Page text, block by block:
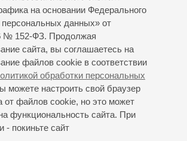
на основании Федерального
данных» от
№ 152-ФЗ. Продолжая
сайта, вы соглашаетесь на
файлов cookie в соответствии
обработки персональных
можете настроить свой браузер
от файлов cookie, но это может
функциональность сайта. При
- покиньте сайт
Концерт № 1 для
с оркестром
Международным фестивалем
Олимп»
симфонический оркестр
Шабуров ;Александр Ключко